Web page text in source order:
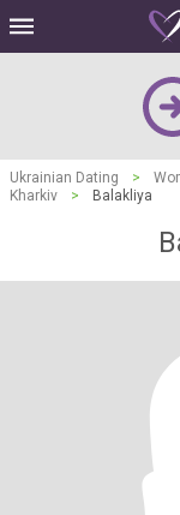
Ukrainian Dating >
Kharkiv
> Balakliya